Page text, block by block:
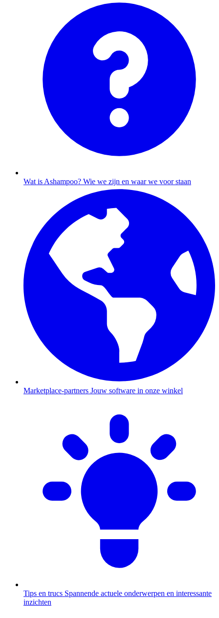
Wat is Ashampoo? Wie we zijn en waar we voor staan
Marketplace-partners Jouw software in onze winkel
Tips en trucs Spannende actuele onderwerpen en interessante
inzichten